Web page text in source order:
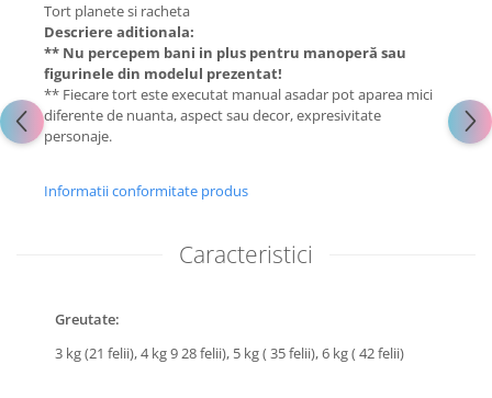
Tort planete si racheta
Descriere aditionala:
** Nu percepem bani in plus pentru manoperă sau
figurinele din modelul prezentat!
** Fiecare tort este executat manual asadar pot aparea mici
diferente de nuanta, aspect sau decor, expresivitate
personaje.
Informatii conformitate produs
Caracteristici
Greutate:
3 kg (21 felii),4 kg 9 28 felii), 5 kg ( 35 felii),6 kg ( 42 felii)